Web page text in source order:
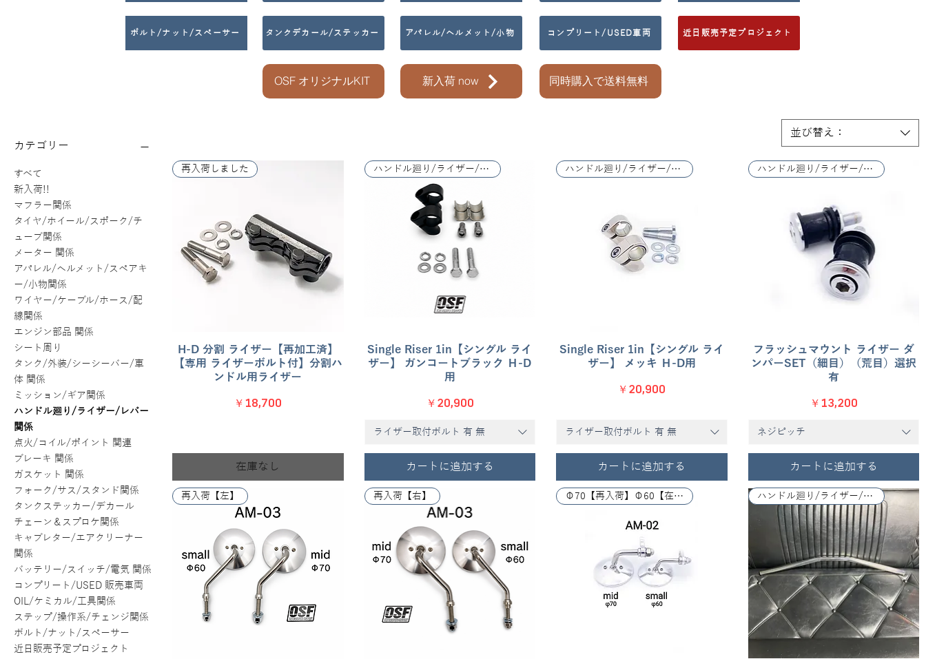
ボルト/ナット/スペーサー タンクデカール/ステッカー アパレル/ヘルメット/小物 コンプリート/USED車両 近日販売予定プロジェクト
OSF オリジナルKIT 新入荷 now 同時購入で送料無料
カテゴリー
すべて
新入荷!!
マフラー関係
タイヤ/ホイール/スポーク/チ
ューブ関係
メーター 関係
アパレル/ヘルメット/スペアキ
ー/小物関係
ワイヤー/ケーブル/ホース/配
線関係
エンジン部品 関係
シート周り
タンク/外装/シーシーバー/車
体 関係
ミッション/ギア関係
ハンドル廻り/ライザー/レバー
関係
点火/コイル/ポイント 関連
ブレーキ 関係
ガスケット 関係
フォーク/サス/スタンド関係
タンクステッカー/デカール
チェーン＆スプロケ関係
キャブレター/エアクリーナー
関係
バッテリー/スイッチ/電気 関係
コンプリート/USED 販売車両
OIL/ケミカル/工具関係
ステップ/操作系/チェンジ関係
ボルト/ナット/スペーサー
近日販売予定プロジェクト
並び替え：
クイックビュー
再入荷しました
H-D 分割 ライザー【再加工済】
【専用 ライザーボルト付】分割ハ
ンドル用ライザー
価格
￥18,700
在庫なし
クイックビュー
ハンドル廻り/ライザー/レバー関係
Single Riser 1in【シングル ライ
ザー】 ガンコートブラック Ｈ-D
用
価格
￥20,900
ライザー取付ボルト 有 無
カートに追加する
クイックビュー
ハンドル廻り/ライザー/レバー関係
Single Riser 1in【シングル ライ
ザー】 メッキ Ｈ-D用
価格
￥20,900
ライザー取付ボルト 有 無
カートに追加する
クイックビュー
ハンドル廻り/ライザー/レバー関係
フラッシュマウント ライザー ダ
ンパーSET（細目）（荒目）選択
有
価格
￥13,200
ネジピッチ
カートに追加する
再入荷【左】 再入荷【右】 Φ70【再入荷】Φ60【在庫有】 ハンドル廻り/ライザー/レバー関係